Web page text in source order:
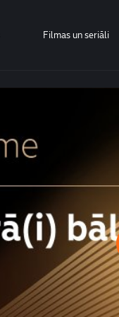
Filmas un seriāli